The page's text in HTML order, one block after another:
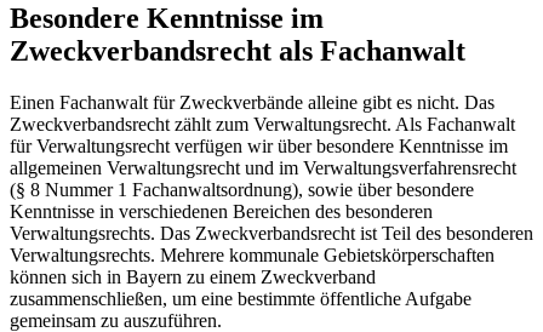
Besondere Kenntnisse im
Zweckverbandsrecht als Fachanwalt
Einen Fachanwalt für Zweckverbände alleine gibt es nicht. Das
Zweckverbandsrecht zählt zum Verwaltungsrecht. Als Fachanwalt
für Verwaltungsrecht verfügen wir über besondere Kenntnisse im
allgemeinen Verwaltungsrecht und im Verwaltungsverfahrensrecht
(§ 8 Nummer 1 Fachanwaltsordnung), sowie über besondere
Kenntnisse in verschiedenen Bereichen des besonderen
Verwaltungsrechts. Das Zweckverbandsrecht ist Teil des besonderen
Verwaltungsrechts. Mehrere kommunale Gebietskörperschaften
können sich in Bayern zu einem Zweckverband
zusammenschließen, um eine bestimmte öffentliche Aufgabe
gemeinsam zu auszuführen.